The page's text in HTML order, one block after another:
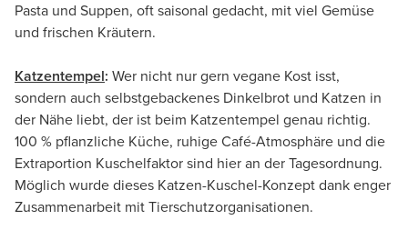
Pasta und Suppen, oft saisonal gedacht, mit viel Gemüse
und frischen Kräutern.
Katzentempel: Wer nicht nur gern vegane Kost isst,
sondern auch selbstgebackenes Dinkelbrot und Katzen in
der Nähe liebt, der ist beim Katzentempel genau richtig.
100 % pflanzliche Küche, ruhige Café-Atmosphäre und die
Extraportion Kuschelfaktor sind hier an der Tagesordnung.
Möglich wurde dieses Katzen-Kuschel-Konzept dank enger
Zusammenarbeit mit Tierschutzorganisationen.